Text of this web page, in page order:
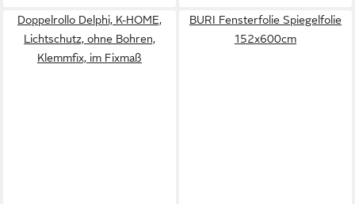
Doppelrollo Delphi, K-HOME,
Lichtschutz, ohne Bohren,
Klemmfix, im Fixmaß
BURI Fensterfolie Spiegelfolie
152x600cm